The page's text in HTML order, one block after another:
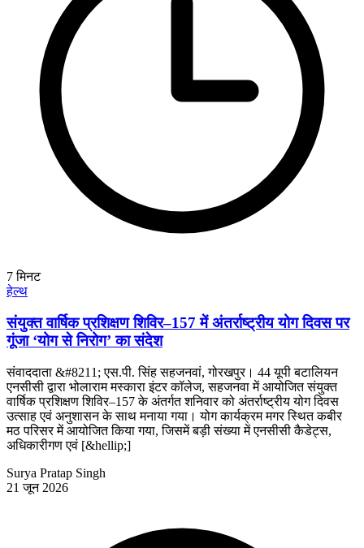
7मिनट
हेल्थ
संयुक्त वार्षिक प्रशिक्षण शिविर–157 में अंतर्राष्ट्रीय योग दिवस पर
गूंजा ‘योग से निरोग’ का संदेश
संवाददाता &#8211; एस.पी. सिंह सहजनवां, गोरखपुर। 44 यूपी बटालियन
एनसीसी द्वारा भोलाराम मस्कारा इंटर कॉलेज, सहजनवा में आयोजित संयुक्त
वार्षिक प्रशिक्षण शिविर–157 के अंतर्गत शनिवार को अंतर्राष्ट्रीय योग दिवस
उत्साह एवं अनुशासन के साथ मनाया गया। योग कार्यक्रम मगर स्थित कबीर
मठ परिसर में आयोजित किया गया, जिसमें बड़ी संख्या में एनसीसी कैडेट्स,
अधिकारीगण एवं [&hellip;]
Surya Pratap Singh
21 जून 2026